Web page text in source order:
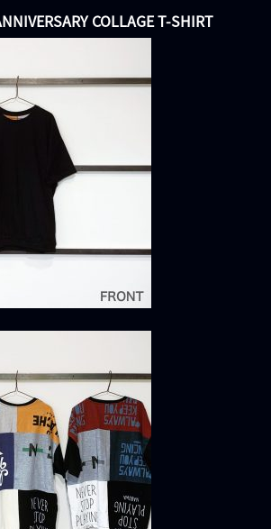
COLLAGE T-SHIRT